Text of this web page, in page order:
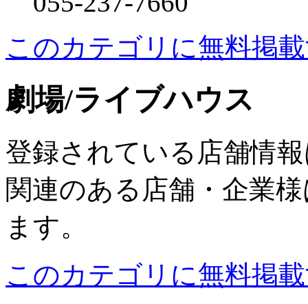
このカテゴリに無料掲
劇場/ライブハウス
登録されている店舗情
関連のある店舗・企業
ます。
このカテゴリに無料掲